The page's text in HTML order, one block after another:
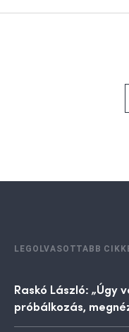
LEGOLVASOTTABB
Raskó László: „Úgy
próbálkozás,